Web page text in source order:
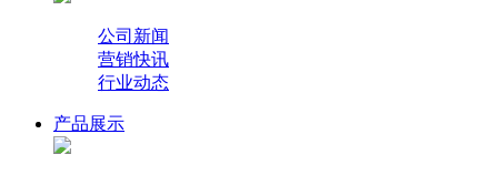
公司新闻
营销快讯
行业动态
产品展示